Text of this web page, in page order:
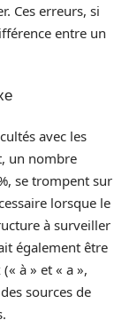
Ces erreurs, si
entre un
avec les
un nombre
se trompent sur
lorsque le
à surveiller
également être
à » et « a »,
sources de